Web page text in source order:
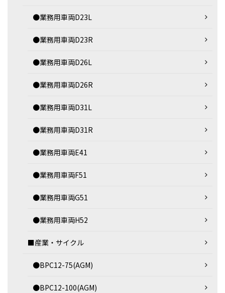
●業務用車両D23L
●業務用車両D23R
●業務用車両D26L
●業務用車両D26R
●業務用車両D31L
●業務用車両D31R
●業務用車両E41
●業務用車両F51
●業務用車両G51
●業務用車両H52
■産業・サイクル
●BPC12-75(AGM)
●BPC12-100(AGM)